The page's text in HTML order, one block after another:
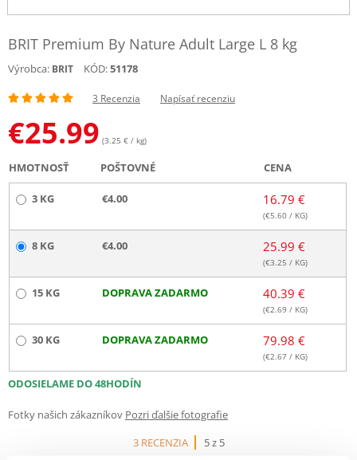
BRIT Premium By Nature Adult Large L 8 kg
Výrobca: BRIT KÓD:51178
3 Recenzia Napísať recenziu
€25.99 (3.25 € / kg)
HMOTNOSŤ POŠTOVNÉ CENA
3 KG €4.00 16.79 €
(€5.60 / KG)
8 KG €4.00 25.99 €
(€3.25 / KG)
15 KG DOPRAVA ZADARMO 40.39 €
(€2.69 / KG)
30 KG DOPRAVA ZADARMO 79.98 €
(€2.67 / KG)
ODOSIELAME DO 48HODÍN
Fotky našich zákazníkov Pozri ďalšie fotografie
3 RECENZIA
5 z 5